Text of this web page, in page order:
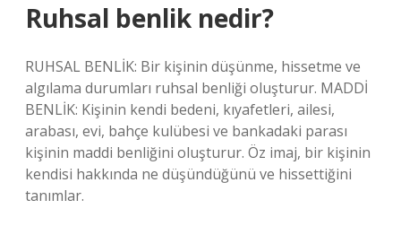
Ruhsal benlik nedir?
RUHSAL BENLİK: Bir kişinin düşünme, hissetme ve
algılama durumları ruhsal benliği oluşturur. MADDİ
BENLİK: Kişinin kendi bedeni, kıyafetleri, ailesi,
arabası, evi, bahçe kulübesi ve bankadaki parası
kişinin maddi benliğini oluşturur. Öz imaj, bir kişinin
kendisi hakkında ne düşündüğünü ve hissettiğini
tanımlar.